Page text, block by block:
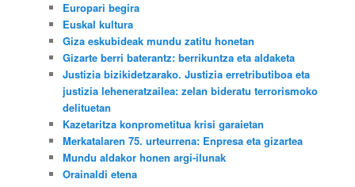
Europari begira
Euskal kultura
Giza eskubideak mundu zatitu honetan
Gizarte berri baterantz: berrikuntza eta aldaketa
Justizia bizikidetzarako. Justizia erretributiboa eta
justizia leheneratzailea: zelan bideratu terrorismoko
delituetan
Kazetaritza konprometitua krisi garaietan
Merkatalaren 75. urteurrena: Enpresa eta gizartea
Mundu aldakor honen argi-ilunak
Orainaldi etena